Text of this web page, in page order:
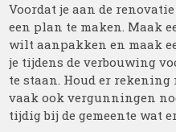
Voordat je aan de
een plan te maken. Maak
wilt aanpakken en maak
je tijdens de verbouwing
te staan. Houd er rekening
vaak ook vergunningen
tijdig bij de gemeente wat